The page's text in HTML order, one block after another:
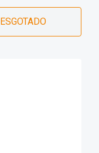
ESGOTADO